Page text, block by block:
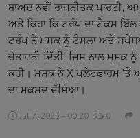
Kitaab Kahani
Gallery
Sponsors
ਬਾਅਦ ਨਵੀਂ ਰਾਜਨੀਤਕ ਪਾਰਟੀ,
ਅਤੇ ਕਿਹਾ ਕਿ ਟਰੰਪ ਦਾ ਟੈਕਸ
ਟਰੰਪ ਨੇ ਮਸਕ ਨੂੰ ਟੈਸਲਾ ਅਤੇ
ਚੇਤਾਵਨੀ ਦਿੱਤੀ, ਜਿਸ ਨਾਲ ਮਸਕ
ਕਹੀ। ਮਸਕ ਨੇ X ਪਲੇਟਫਾਰਮ ’ਤੇ
ਦਾ ਮਕਸਦ ਦੱਸਿਆ।
Jul 7, 2025 - 00:20 0